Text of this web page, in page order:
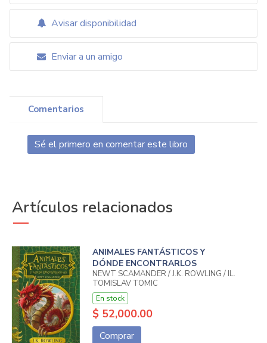
Avisar disponibilidad
Enviar a un amigo
Comentarios
Sé el primero en comentar este libro
Artículos relacionados
ANIMALES FANTÁSTICOS Y
DÓNDE ENCONTRARLOS
NEWT SCAMANDER / J.K. ROWLING / IL.
TOMISLAV TOMIC
En stock
$ 52,000.00
Comprar